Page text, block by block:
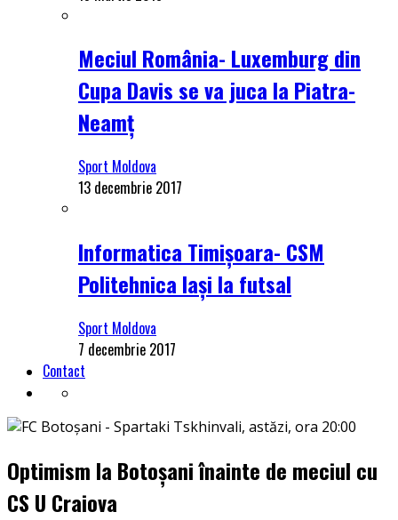
Meciul România- Luxemburg din
Cupa Davis se va juca la Piatra-
Neamț
Sport Moldova
13 decembrie 2017
Informatica Timișoara- CSM
Politehnica Iași la futsal
Sport Moldova
7 decembrie 2017
Contact
Optimism la Botoșani înainte de meciul cu
CS U Craiova